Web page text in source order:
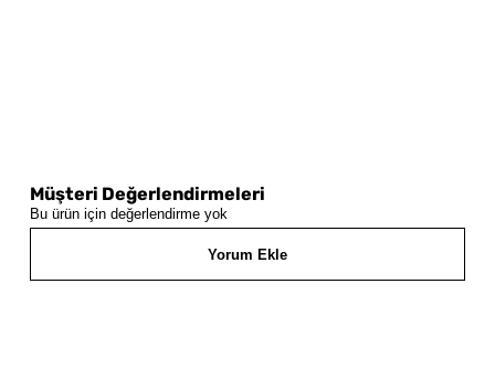
Müşteri Değerlendirmeleri
Bu ürün için değerlendirme yok
Yorum Ekle